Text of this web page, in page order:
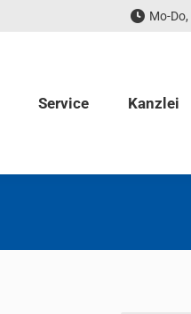
Mo-
Service Kanzlei